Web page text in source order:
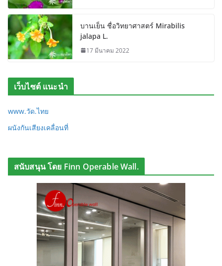
บานเย็น ชื่อวิทยาศาสตร์ Mirabilis
jalapa L.
17 มีนาคม 2022
เว็บไซต์ แนะนำ
www.วัด.ไทย
ผนังกันเสียงเคลื่อนที่
สนับสนุน โดย Finn Operable Wall.